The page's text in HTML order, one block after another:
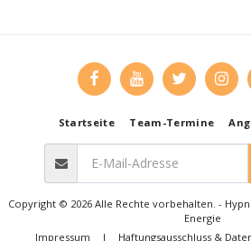
Startseite Team-Termine
Copyright © 2026 Alle Rechte vorbehalten. -
Energie
Impressum | Haftungsausschluss &